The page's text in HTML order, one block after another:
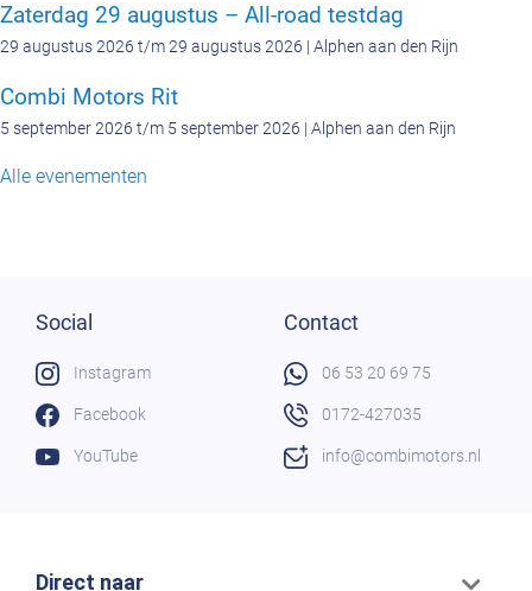
Zaterdag 29 augustus – All-road testdag
29 augustus 2026 t/m 29 augustus 2026 | Alphen aan den Rijn
Combi Motors Rit
5 september 2026 t/m 5 september 2026 | Alphen aan den Rijn
Alle evenementen
Direct naar
Social
Instagram
Facebook
YouTube
Contact
06 53 20 69 75
0172-427035
info@combimotors.nl